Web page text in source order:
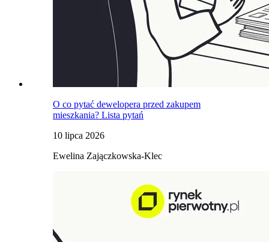
O co pytać dewelopera przed zakupem
mieszkania? Lista pytań
10 lipca 2026
Ewelina Zajączkowska-Klec